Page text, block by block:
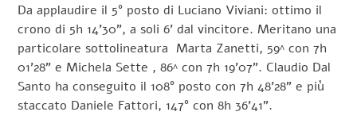
Da applaudire il 5° posto di Luciano Viviani: ottimo il
crono di 5h 14’30”, a soli 6’ dal vincitore. Meritano una
particolare sottolineatura Marta Zanetti, 59^ con 7h
01’28” e Michela Sette , 86^ con 7h 19’07”. Claudio Dal
Santo ha conseguito il 108° posto con 7h 48’28” e più
staccato Daniele Fattori, 147° con 8h 36’41”.